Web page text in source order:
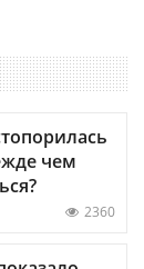
чем
2360